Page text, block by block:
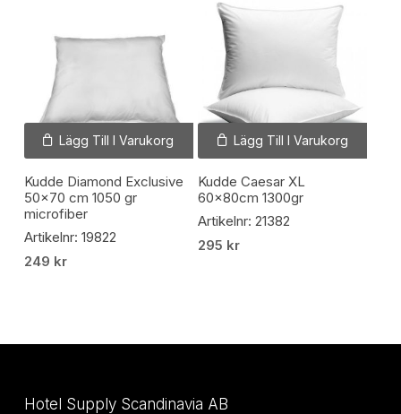
Lägg Till I Varukorg
Kudde Diamond Exclusive
50×70 cm 1050 gr
microfiber
Artikelnr: 19822
249 kr
Lägg Till I Varukorg
Kudde Caesar XL
60x80cm 1300gr
Artikelnr: 21382
295 kr
Hotel Supply Scandinavia AB